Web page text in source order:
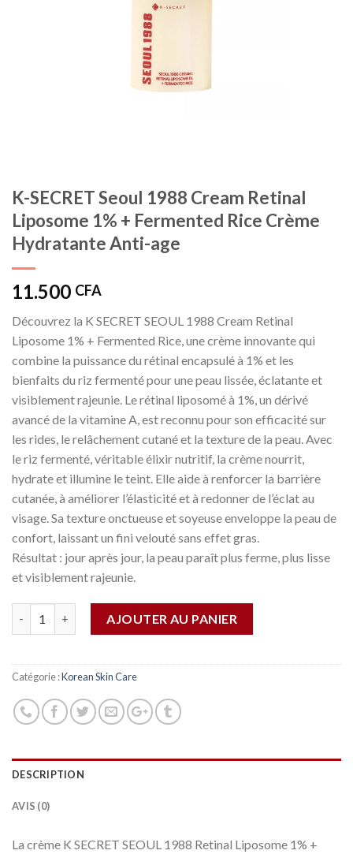
K-SECRET Seoul 1988 Cream Retinal
Liposome 1% + Fermented Rice Crème
Hydratante Anti-age
11.500 CFA
Découvrez la K SECRET SEOUL 1988 Cream Retinal
Liposome 1% + Fermented Rice, une crème innovante qui
combine la puissance du rétinal encapsulé à 1% et les
bienfaits du riz fermenté pour une peau lissée, éclatante et
visiblement rajeunie. Le rétinal liposomé à 1%, un dérivé
avancé de la vitamine A, est reconnu pour son efficacité sur
les rides, le relâchement cutané et la texture de la peau. Avec
le riz fermenté, véritable élixir nutritif, la crème nourrit,
hydrate et illumine le teint. Elle aide à renforcer la barrière
cutanée, à améliorer l’élasticité et à redonner de l’éclat au
visage. Sa texture onctueuse et soyeuse enveloppe la peau de
confort, laissant un fini velouté sans effet gras.
Résultat : jour après jour, la peau paraît plus ferme, plus lisse
et visiblement rajeunie.
AJOUTER AU PANIER
Catégorie :Korean Skin Care
DESCRIPTION
AVIS (0)
La crème K SECRET SEOUL 1988 Retinal Liposome 1% +